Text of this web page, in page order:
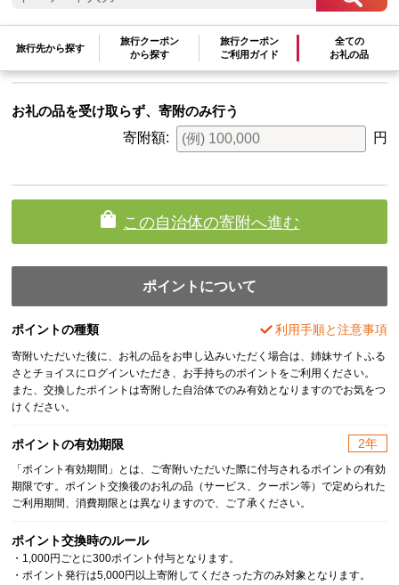
旅行先から探す
旅行クーポン
から探す
旅行クーポン
ご利用ガイド
全ての
お礼の品
茨城県美浦村に寄附をする
お礼の品を受け取らず、寄附のみ行う
寄附額:
円
この自治体の寄附へ進む
ポイントについて
ポイントの種類 利用手順と注意事項
寄附いただいた後に、お礼の品をお申し込みいただく場合は、姉妹サイトふる
さとチョイスにログインいただき、お手持ちのポイントをご利用ください。
また、交換したポイントは寄附した自治体でのみ有効となりますのでお気をつ
けください。
ポイントの有効期限 2年
「ポイント有効期間」とは、ご寄附いただいた際に付与されるポイントの有効
期限です。ポイント交換後のお礼の品（サービス、クーポン等）で定められた
ご利用期間、消費期限とは異なりますので、ご了承ください。
ポイント交換時のルール
・1,000円ごとに300ポイント付与となります。
・ポイント発行は5,000円以上寄附してくださった方のみ対象となります。